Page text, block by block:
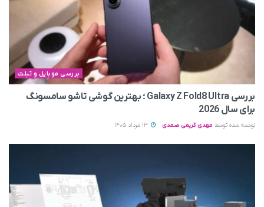
بررسی موبایل و تبلت
بررسی Galaxy Z Fold8 Ultra ؛ بهترین گوشی تاشو سامسونگ
برای سال 2026
نوشته شده توسط مهدی کریمی صمدی